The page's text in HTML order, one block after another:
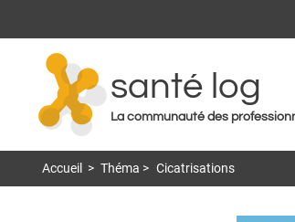
santé log
La communauté des
Accueil > Théma > Cicatrisations